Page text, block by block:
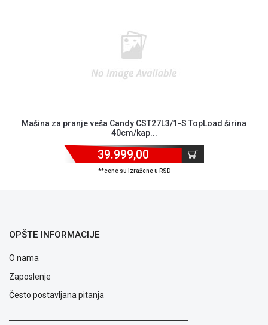
Opšti
poslovanja
reklamacije
prijava
Mašina za pranje veša Candy CST27L3/1-S TopLoad širina
40cm/kap...
39.999,00
**cene su izražene u RSD
OPŠTE INFORMACIJE
O nama
Zaposlenje
Često postavljana pitanja